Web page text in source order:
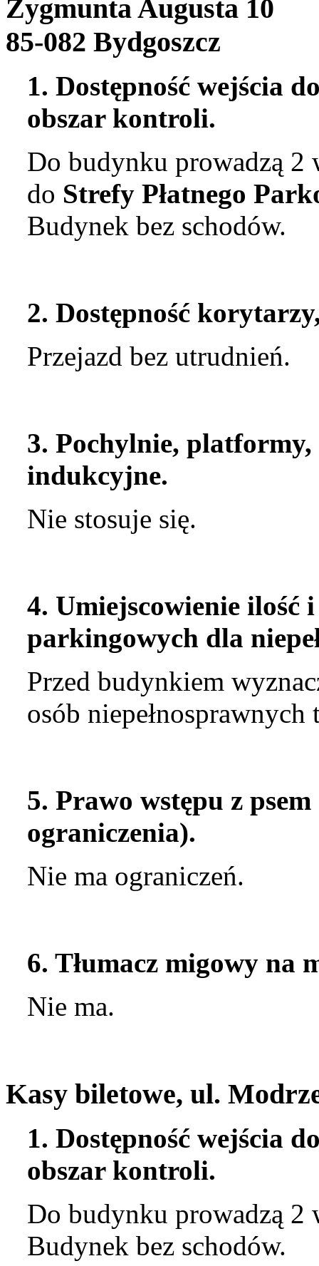
Zygmunta Augusta 10
85-082 Bydgoszcz
1. Dostępność wejścia
obszar kontroli.
Do budynku prowadzą 2
do Strefy Płatnego
Budynek bez schodów.
2. Dostępność
Przejazd bez utrudnień.
3. Pochylnie, platformy,
indukcyjne.
Nie stosuje się.
4. Umiejscowienie ilość
parkingowych dla
Przed budynkiem
osób
5. Prawo wstępu z
ograniczenia).
Nie ma ograniczeń.
6. Tłumacz migowy na
Nie ma.
Kasy biletowe, ul.
1. Dostępność wejścia
obszar kontroli.
Do budynku prowadzą
Budynek bez schodów.